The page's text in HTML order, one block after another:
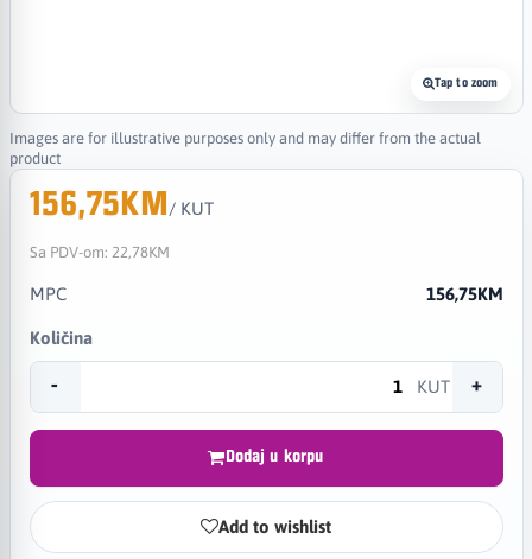
Tap to zoom
Images are for illustrative purposes only and may differ from the actual
product
156,75KM/ KUT
Sa PDV-om: 22,78KM
MPC 156,75KM
Količina
- KUT +
Dodaj u korpu
Add to wishlist